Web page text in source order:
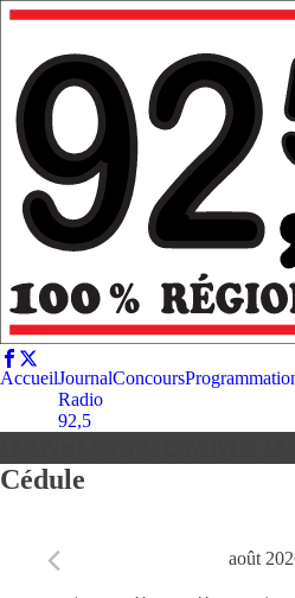
AccueilJournal
Radio
92,5
Concours
Cédule
août